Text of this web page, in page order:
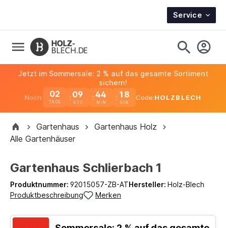
Service
Noch: 02
TAGE
09 44 17
Jetzt im Sommersale: 2 % auf das gesamte Sortiment
sichern!
Code:HOLZBLECH
Gartenhaus
Gartenhaus Holz
Alle Gartenhäuser
Gartenhaus Schlierbach 1
Produktnummer: 92015057-ZB-ATHersteller: Holz-Blech
Produktbeschreibung
Merken